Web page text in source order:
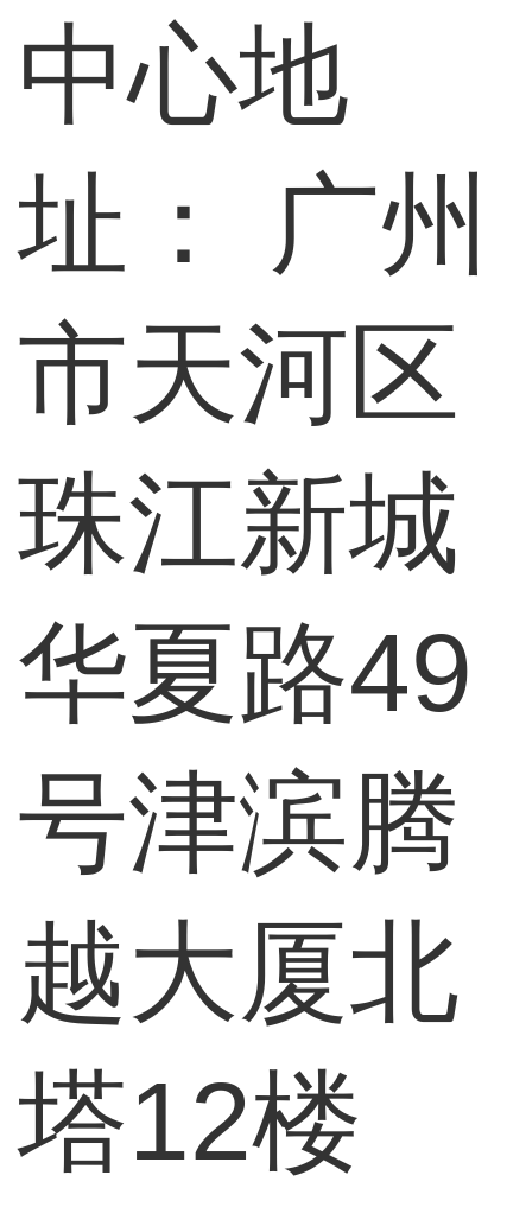
中心地
址：
广州
市天河区
珠江新城
华夏路49
号津滨腾
越大厦北
塔12楼